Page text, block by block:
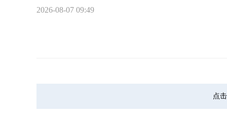
2026-08-07 09:49
点